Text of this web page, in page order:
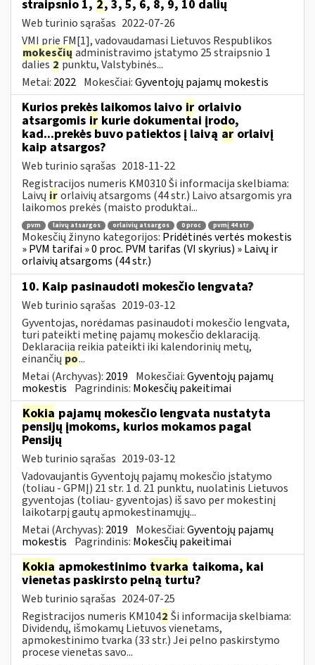
straipsnio 1, 2, 3, 5, 6, 8, 9, 10 dalių
Web turinio sąrašas 2022-07-26
VMI prie FM[1], vadovaudamasi Lietuvos Respublikos
mokesčių administravimo įstatymo 25 straipsnio 1
dalies2punktu, Valstybinės...
Metai: 2022 Mokesčiai:Gyventojų pajamų mokestis
Kurios prekės laikomos laivo ir orlaivio
atsargomis ir kurie dokumentai įrodo,
kad...prekės buvo patiektos į laivą ar orlaivį
kaip atsargos?
Web turinio sąrašas 2018-11-22
Registracijos numeris KM0310 Ši informacija skelbiama:
Laivų irorlaivių atsargoms (44 str.) Laivo atsargomis yra
laikomos prekės (maisto produktai...
pvm laivų atsargos orlaivių atsargos 0 proc pvmį 44 str
Mokesčių žinyno kategorijos: Pridėtinės vertės mokestis
» PVM tarifai » 0 proc. PVM tarifas (VI skyrius) » Laivų ir
orlaivių atsargoms (44 str.)
10. Kaip pasinaudoti mokesčio lengvata?
Web turinio sąrašas 2019-03-12
Gyventojas, norėdamas pasinaudoti mokesčio lengvata,
turi pateikti metinę pajamų mokesčio deklaraciją.
Deklaraciją reikia pateikti iki kalendorinių metų,
einančių po...
Metai (Archyvas): 2019 Mokesčiai:Gyventojų pajamų
mokestis Pagrindinis: Mokesčių pakeitimai
Kokia pajamų mokesčio lengvata nustatyta
pensijų įmokoms, kurios mokamos pagal
Pensijų
Web turinio sąrašas 2019-03-12
Vadovaujantis Gyventojų pajamų mokesčio įstatymo
(toliau - GPMĮ) 21 str. 1 d. 21 punktu, nuolatinis Lietuvos
gyventojas (toliau- gyventojas) iš savo per mokestinį
laikotarpį gautų apmokestinamųjų...
Metai (Archyvas): 2019 Mokesčiai:Gyventojų pajamų
mokestis Pagrindinis: Mokesčių pakeitimai
Kokia apmokestinimo tvarka taikoma, kai
vienetas paskirsto pelną turtu?
Web turinio sąrašas 2024-07-25
Registracijos numeris KM1042 Ši informacija skelbiama:
Dividendų, išmokamų Lietuvos vienetams,
apmokestinimo tvarka (33 str.) Jei pelno paskirstymo
procese vienetas savo...